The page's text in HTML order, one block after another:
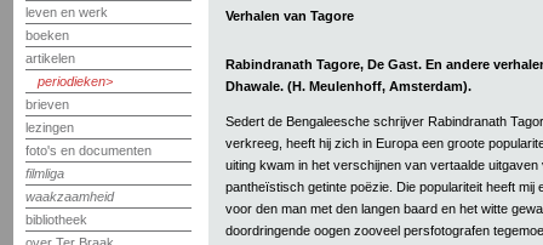
leven en werk
boeken
artikelen
periodieken
brieven
lezingen
foto's en documenten
filmliga
waakzaamheid
bibliotheek
Verhalen van Tagore
Rabindranath Tagore, De Gast. En andere
Dhawale. (H. Meulenhoff, Amsterdam).
Sedert de Bengaleesche schrijver Rabindranath
verkreeg, heeft hij zich in Europa een groote
uiting kwam in het verschijnen van vertaalde uitgaven
pantheïstisch getinte poëzie. Die populariteit heeft mij
voor den man met den langen baard en het witte
doordringende oogen zooveel persfotografen